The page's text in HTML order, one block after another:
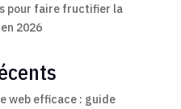
pour faire fructifier la
2026
web efficace : guide